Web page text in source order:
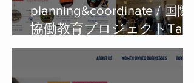
planning&coordinate / 国際
協働教育プロジェクトTama
Art University × Art Center
College of Design in KYOTO